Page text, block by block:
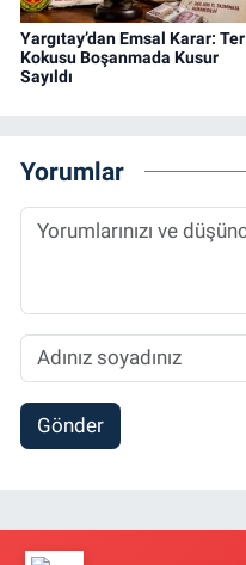
Yargıtay’dan Emsal Karar: Ter
Kokusu Boşanmada Kusur
Sayıldı
Yorumlar
Gönder